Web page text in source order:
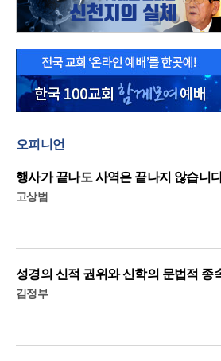
오피니언
행사가 끝나도 사역은 끝나지 않습니
고상범
성경의 신적 권위와 신학의 문법적 종
김정부